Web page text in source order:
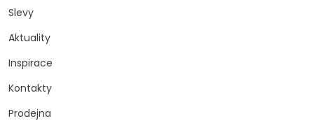
Slevy
Aktuality
Inspirace
Kontakty
Prodejna